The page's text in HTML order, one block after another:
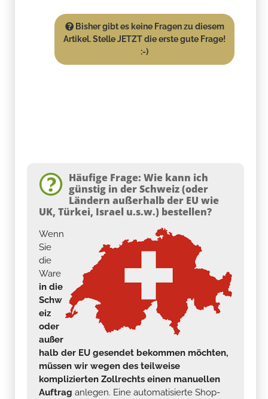
Bisher gibt es keine Fragen zu diesem
Artikel. Stelle JETZT die erste gute Frage!
:-)
Häufige Frage: Wie kann ich
günstig in der Schweiz (oder
Ländern außerhalb der EU wie
UK, Türkei, Israel u.s.w.) bestellen?
Wenn
Sie
die
Ware
in die
Schw
eiz
oder
außer
halb der EU gesendet bekommen möchten,
müssen wir wegen des teilweise
komplizierten Zollrechts einen manuellen
Auftrag anlegen. Eine automatisierte Shop-